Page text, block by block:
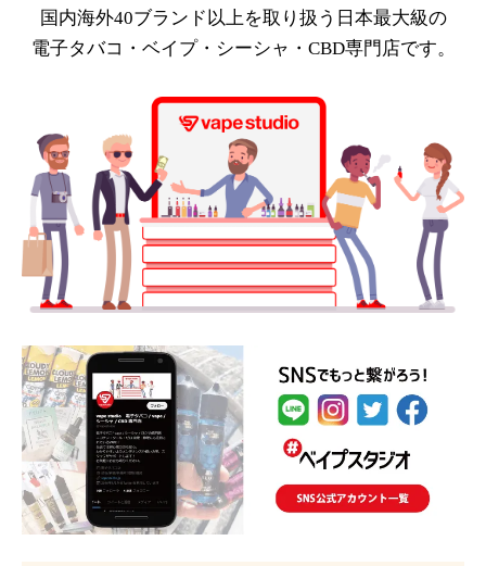
国内海外40ブランド以上を取り扱う日本最大級の
電子タバコ・ベイプ・シーシャ・CBD専門店です。